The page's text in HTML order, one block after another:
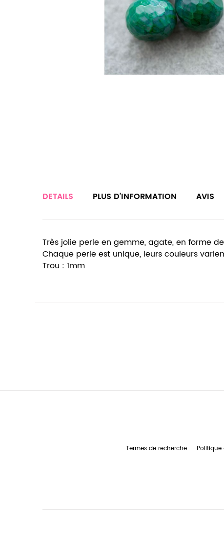
DETAILS
Très jolie perle en gemme, agate, en forme
Chaque perle est unique, leurs couleurs
Trou : 1mm
PLUS D’INFORMATION AVIS
Termes de recherche